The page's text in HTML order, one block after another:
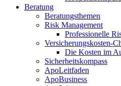
Beratung
Beratungsthemen
Risk Management
Professionelle
Versicherungskosten-
Die Kosten im
Sicherheitskompass
ApoLeitfaden
ApoBusiness